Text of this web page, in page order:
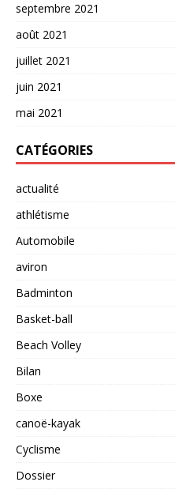
septembre 2021
août 2021
juillet 2021
juin 2021
mai 2021
CATÉGORIES
actualité
athlétisme
Automobile
aviron
Badminton
Basket-ball
Beach Volley
Bilan
Boxe
canoë-kayak
Cyclisme
Dossier